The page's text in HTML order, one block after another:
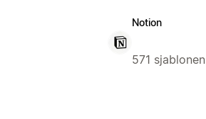
Notion
571 sjablonen